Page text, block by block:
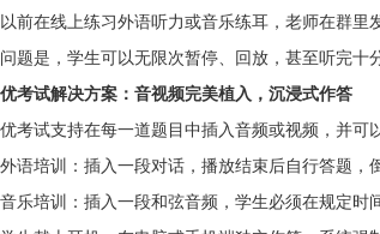
以前在线上练习外语听力或音乐练耳，老师在群里
问题是，学生可以无限次暂停、回放，甚至听完十
优考试解决方案：音视频完美植入，沉浸式作答
优考试支持在每一道题目中插入音频或视频，并可
外语培训：插入一段对话，播放结束后自行答题，
音乐培训：插入一段和弦音频，学生必须在规定时